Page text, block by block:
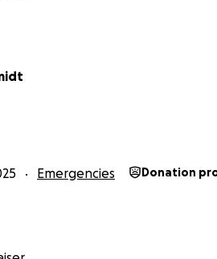
Ort. Ein Zuhause, das ihn schützt.
Emergencies Donation